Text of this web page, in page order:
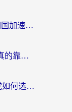
海外党别踩坑！永久VPN下载+回国加速器选择指南，无缝刷国内剧游戏支付
海外党避坑指南：安卓破解VPN真的靠谱吗？教你选对回国加速器无缝刷国内资源
翻回国内vpn 知乎都在问：海外党如何选对加速器，无缝刷剧打游戏？